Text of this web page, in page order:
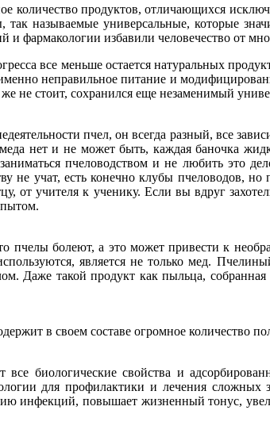
количество продуктов, отличающихся
так называемые универсальные, которые
и фармакологии избавили человечество от
все меньше остается натуральных
неправильное питание и
же не стоит, сохранился еще незаменимый
пчел, он всегда разный, все
нет и не может быть, каждая баночка
пчеловодством и не любить это
учат, есть конечно клубы пчеловодов,
от учителя к ученику. Если вы вдруг
пчелы болеют, а это может привести к
является не только мед.
Даже такой продукт как пыльца,
в своем составе огромное количество
биологические свойства и
для профилактики и лечения сложных
инфекций, повышает жизненный тонус,